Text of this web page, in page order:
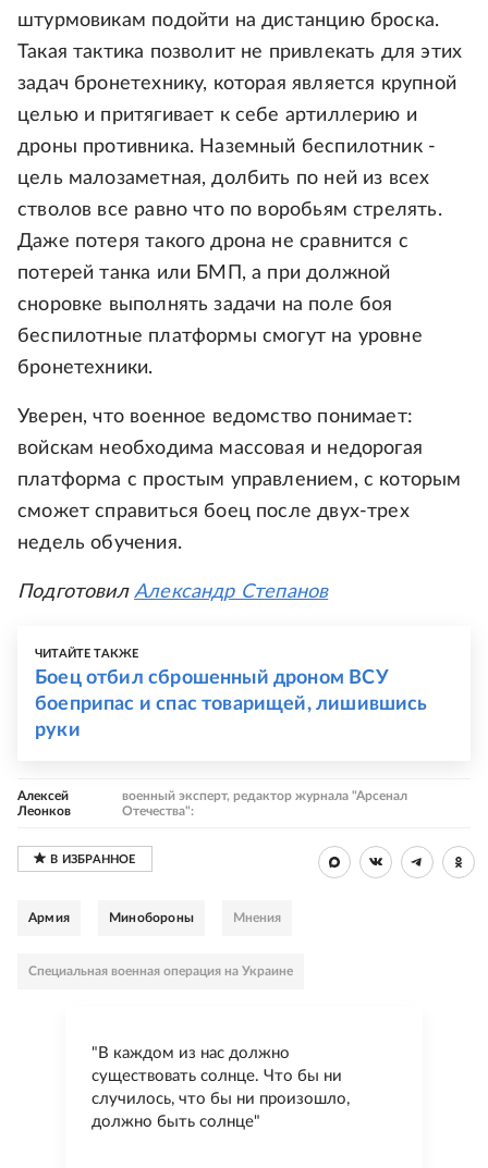
штурмовикам подойти на дистанцию броска.
Такая тактика позволит не привлекать для этих
задач бронетехнику, которая является крупной
целью и притягивает к себе артиллерию и
дроны противника. Наземный беспилотник -
цель малозаметная, долбить по ней из всех
стволов все равно что по воробьям стрелять.
Даже потеря такого дрона не сравнится с
потерей танка или БМП, а при должной
сноровке выполнять задачи на поле боя
беспилотные платформы смогут на уровне
бронетехники.
Уверен, что военное ведомство понимает:
войскам необходима массовая и недорогая
платформа с простым управлением, с которым
сможет справиться боец после двух-трех
недель обучения.
Подготовил Александр Степанов
ЧИТАЙТЕ ТАКЖЕ
Боец отбил сброшенный дроном ВСУ
боеприпас и спас товарищей, лишившись
руки
Алексей
Леонков
военный эксперт, редактор журнала "Арсенал
Отечества":
Армия Минобороны Мнения
Специальная военная операция на Украине
"В каждом из нас должно
существовать солнце. Что бы ни
случилось, что бы ни произошло,
должно быть солнце"